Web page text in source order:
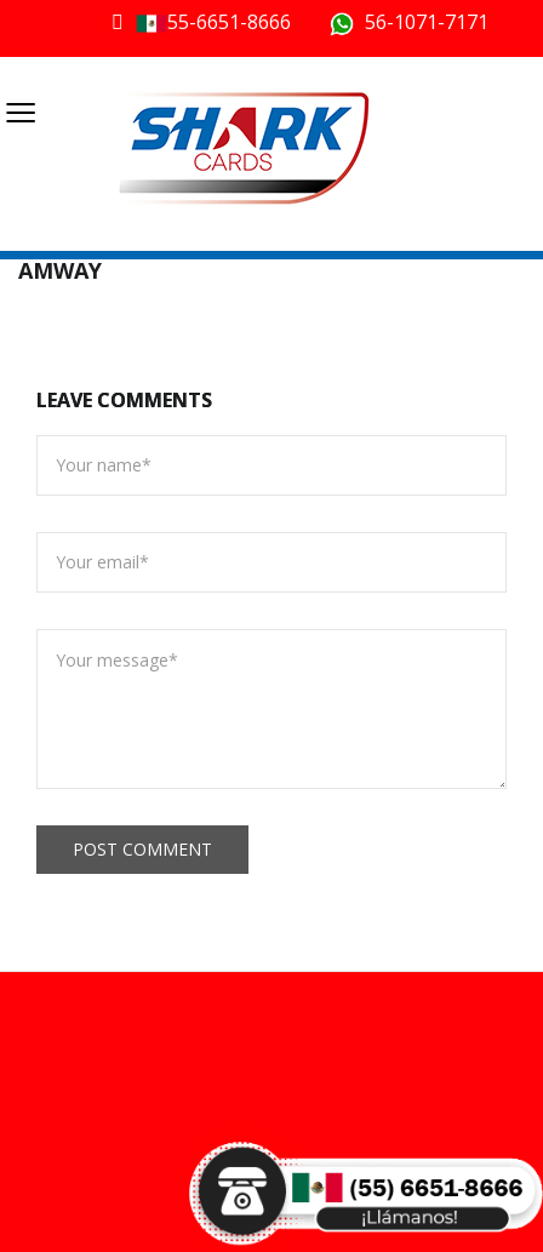
55-6651-8666 56-1071-7171
≡
AMWAY
LEAVE COMMENTS